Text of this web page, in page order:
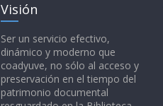
Visión
Ser un servicio efectivo,
dinámico y moderno que
coadyuve, no sólo al acceso y
preservación en el tiempo del
patrimonio documental